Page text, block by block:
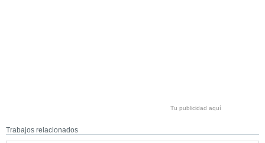
Tu publicidad aquí
Trabajos relacionados